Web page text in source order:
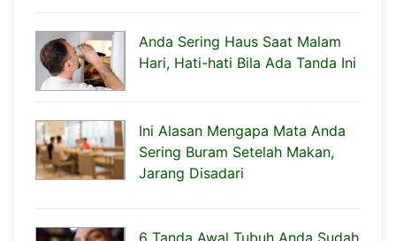
Anda Sering Haus Saat Malam
Hari, Hati-hati Bila Ada Tanda Ini
Ini Alasan Mengapa Mata Anda
Sering Buram Setelah Makan,
Jarang Disadari
6 Tanda Awal Tubuh Anda Sudah